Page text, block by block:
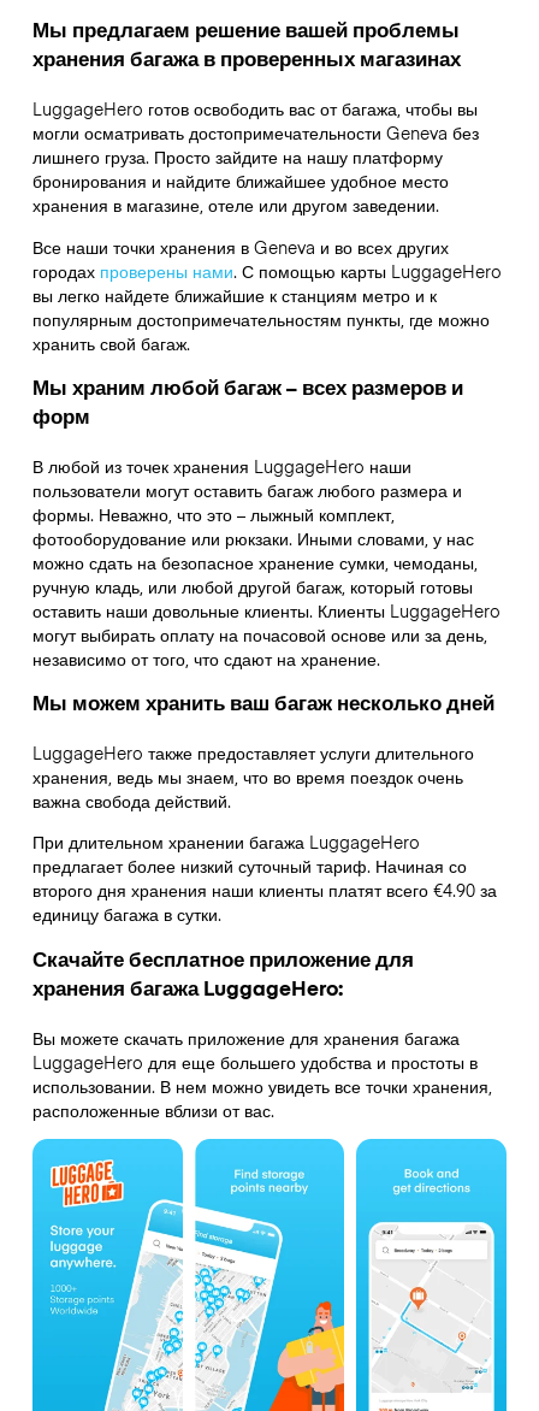
Мы предлагаем решение вашей проблемы
хранения багажа в проверенных магазинах
LuggageHero готов освободить вас от багажа, чтобы вы
могли осматривать достопримечательности Geneva без
лишнего груза. Просто зайдите на нашу платформу
бронирования и найдите ближайшее удобное место
хранения в магазине, отеле или другом заведении.
Все наши точки хранения в Geneva и во всех других
городах проверены нами. С помощью карты LuggageHero
вы легко найдете ближайшие к станциям метро и к
популярным достопримечательностям пункты, где можно
хранить свой багаж.
Мы храним любой багаж – всех размеров и
форм
В любой из точек хранения LuggageHero наши
пользователи могут оставить багаж любого размера и
формы. Неважно, что это – лыжный комплект,
фотооборудование или рюкзаки. Иными словами, у нас
можно сдать на безопасное хранение сумки, чемоданы,
ручную кладь, или любой другой багаж, который готовы
оставить наши довольные клиенты. Клиенты LuggageHero
могут выбирать оплату на почасовой основе или за день,
независимо от того, что сдают на хранение.
Мы можем хранить ваш багаж несколько дней
LuggageHero также предоставляет услуги длительного
хранения, ведь мы знаем, что во время поездок очень
важна свобода действий.
При длительном хранении багажа LuggageHero
предлагает более низкий суточный тариф. Начиная со
второго дня хранения наши клиенты платят всего €4.90 за
единицу багажа в сутки.
Скачайте бесплатное приложение для
хранения багажа LuggageHero:
Вы можете скачать приложение для хранения багажа
LuggageHero для еще большего удобства и простоты в
использовании. В нем можно увидеть все точки хранения,
расположенные вблизи от вас.